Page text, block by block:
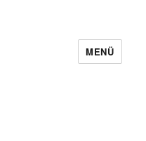
MENÜ